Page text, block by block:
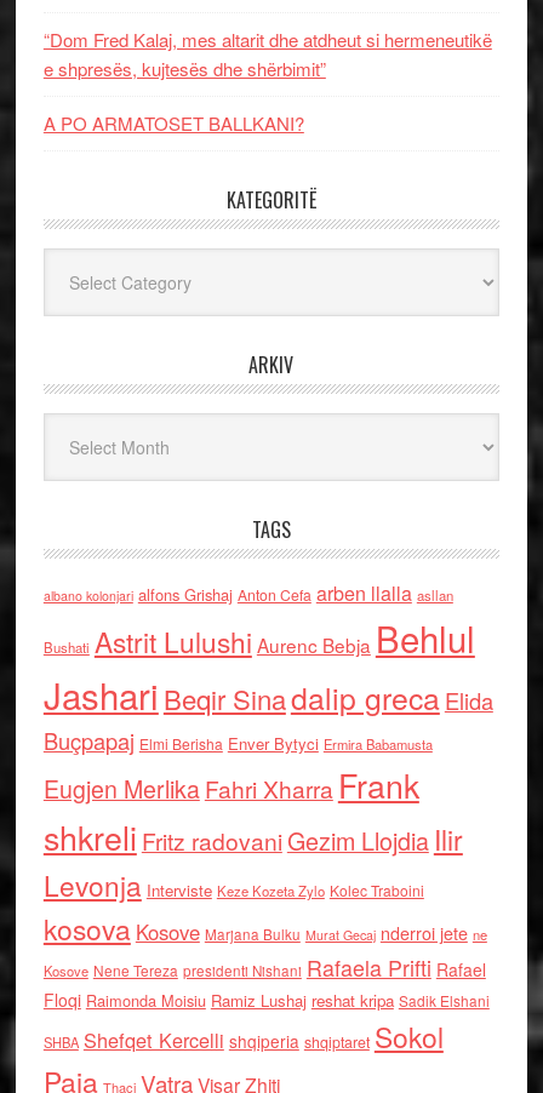
“Dom Fred Kalaj, mes altarit dhe atdheut si hermeneutikë
e shpresës, kujtesës dhe shërbimit”
A PO ARMATOSET BALLKANI?
KATEGORITË
ARKIV
TAGS
albano kolonjari alfons Grishaj Anton Cefa arben llalla asllan
Bushati Astrit Lulushi Aurenc Bebja Behlul
Jashari Beqir Sinadalip grecaElida
Buçpapaj Elmi Berisha Enver Bytyci Ermira Babamusta
Eugjen MerlikaFahri Xharra Frank
shkreli Fritz radovaniGezim Llojdia Ilir
Levonja Interviste Keze Kozeta Zylo Kolec Traboini
kosova Kosove Marjana Bulku Murat Gecaj nderroi jete ne
Kosove Nene Tereza presidenti Nishani Rafaela Prifti Rafael
Floqi Raimonda Moisiu Ramiz Lushaj reshat kripa Sadik Elshani
SHBA Shefqet Kercelli shqiperia shqiptaret Sokol
Paja Thaci VatraVisar Zhiti